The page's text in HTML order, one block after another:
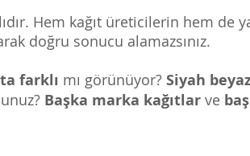
Hem kağıt üreticilerin hem de
doğru sonucu alamazsınız.
farklı mı görünüyor? Siyah
Başka marka kağıtlar ve